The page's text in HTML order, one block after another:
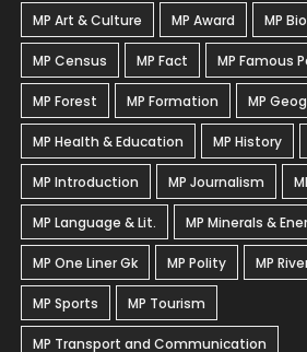
MP Art & Culture MP Award MP
MP Census MP Fact MP Famous
MP Forest MP Formation MP
MP Health & Education MP History
MP Introduction MP Journalism
MP Language & Lit. MP Minerals &
MP One Liner Gk MP Polity MP
MP Sports MP Tourism
MP Transport and Communication